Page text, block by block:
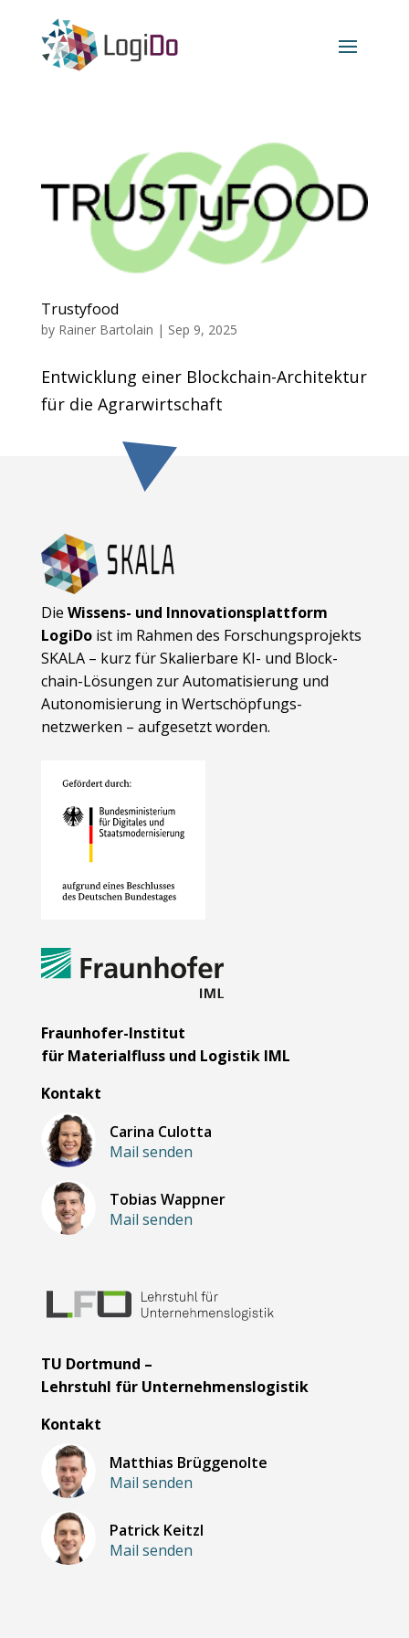
Trustyfood
by Rainer Bartolain | Sep 9, 2025
Entwicklung einer Blockchain-Architektur
für die Agrarwirtschaft
Die Wissens- und Innovationsplattform
LogiDoist im Rahmen des Forschungsprojekts
SKALA – kurz für Skalierbare KI- und Block­
chain-Lösungen zur Automatisierung und
Autonomisierung in Wert­schöpfungs­
netzwerken – aufgesetzt worden.
Fraunhofer-Institut
für Materialfluss und Logistik IML
Kontakt
Carina Culotta
Mail senden
Tobias Wappner
Mail senden
TU Dortmund –
Lehrstuhl für Unternehmenslogistik
Kontakt
Matthias Brüggenolte
Mail senden
Patrick Keitzl
Mail senden